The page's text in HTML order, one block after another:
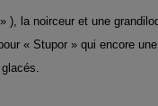
), la noirceur et une
« Stupor » qui encore